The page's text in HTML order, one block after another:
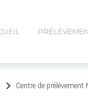
Centre de